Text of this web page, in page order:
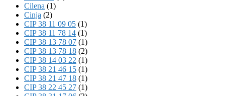
Cilena (1)
Cinja (2)
CIP 38 11 09 05 (1)
CIP 38 11 78 14 (1)
CIP 38 13 78 07 (1)
CIP 38 13 78 18 (2)
CIP 38 14 03 22 (1)
CIP 38 21 46 15 (1)
CIP 38 21 47 18 (1)
CIP 38 22 45 27 (1)